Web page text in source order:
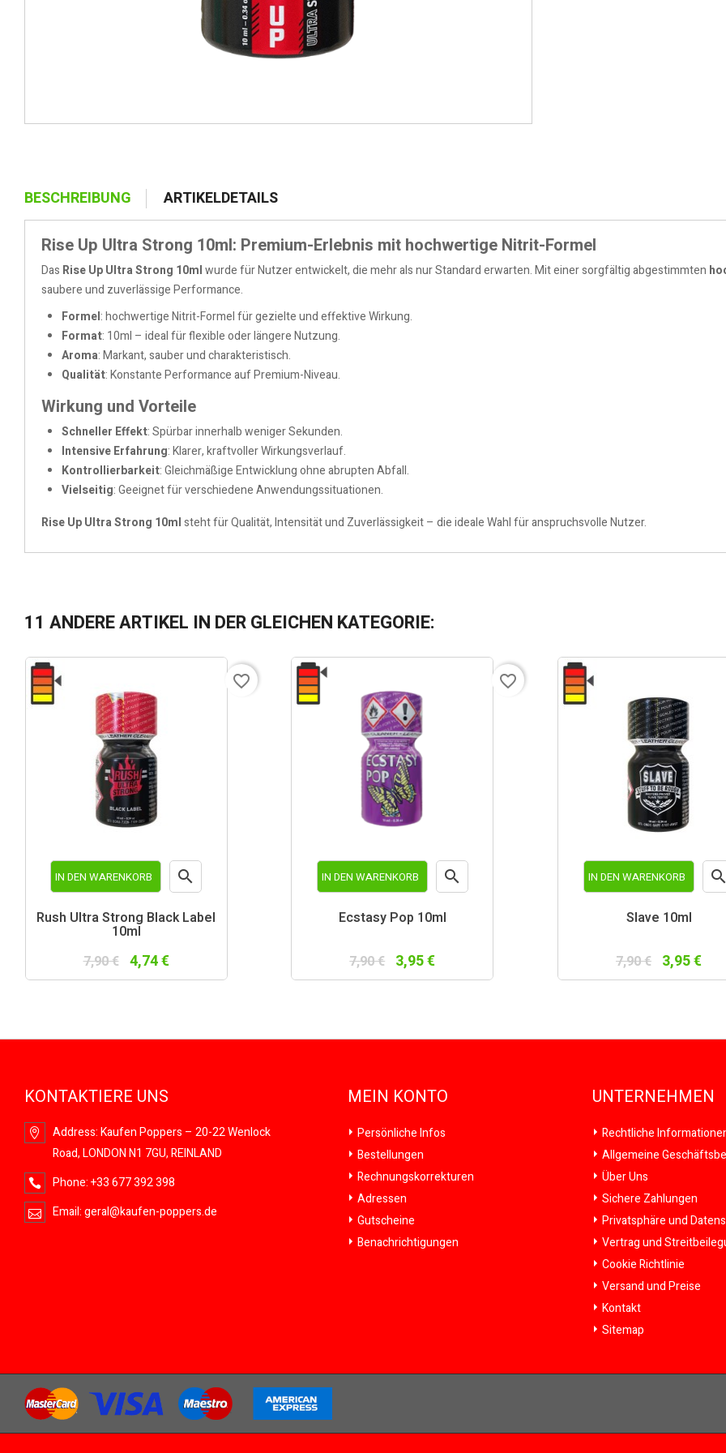
BESCHREIBUNG ARTIKELDETAILS
Rise Up Ultra Strong 10ml: Premium-Erlebnis mit hochwertige Nitrit-Formel
Das Rise Up Ultra Strong 10mlwurde für Nutzer entwickelt, die mehr als nur Standard erwarten. Mit einer sorgfältig abgestimmten
saubere und zuverlässige Performance.
Formel: hochwertige Nitrit-Formel für gezielte und effektive Wirkung.
Format: 10ml – ideal für flexible oder längere Nutzung.
Aroma: Markant, sauber und charakteristisch.
Qualität: Konstante Performance auf Premium-Niveau.
Wirkung und Vorteile
Schneller Effekt: Spürbar innerhalb weniger Sekunden.
Intensive Erfahrung: Klarer, kraftvoller Wirkungsverlauf.
Kontrollierbarkeit: Gleichmäßige Entwicklung ohne abrupten Abfall.
Vielseitig: Geeignet für verschiedene Anwendungssituationen.
Rise Up Ultra Strong 10mlsteht für Qualität, Intensität und Zuverlässigkeit – die ideale Wahl für anspruchsvolle Nutzer.
11 ANDERE ARTIKEL IN DER GLEICHEN KATEGORIE:
IN DEN WARENKORB 
Rush Ultra Strong Black Label
10ml
7,90 € 4,74 €
favorite_border
IN DEN WARENKORB 
Ecstasy Pop 10ml
7,90 € 3,95 €
favorite_border
IN DEN WARENKORB 
Slave 10ml
7,90 € 3,95 €
KONTAKTIERE UNS
Address:Kaufen Poppers – 20-22 Wenlock
Road, LONDON N1 7GU, REINLAND
Phone:+33 677 392 398
Email:geral@kaufen-poppers.de
MEIN KONTO
Persönliche Infos
Bestellungen
Rechnungskorrekturen
Adressen
Gutscheine
Benachrichtigungen
UNTERNEHMEN
Rechtliche
Allgemeine
Über Uns
Sichere Zahlungen
Privatsphäre und
Vertrag und
Cookie Richtlinie
Versand und Preise
Kontakt
Sitemap